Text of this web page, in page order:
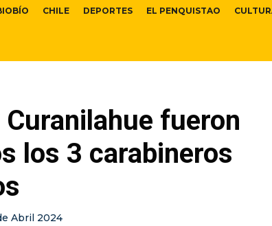
CHILE DEPORTES EL PENQUISTAO
Curanilahue fueron
los 3 carabineros
Abril 2024